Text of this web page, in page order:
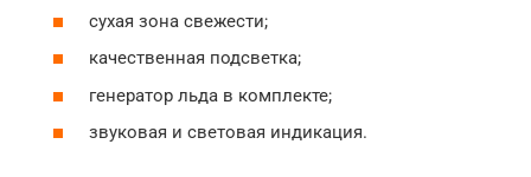
сухая зона свежести;
качественная подсветка;
генератор льда в комплекте;
звуковая и световая индикация.